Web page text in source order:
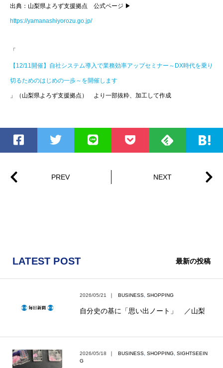
出典：山梨県よろず支援拠点 公式ページ ▶
https://yamanashiyorozu.go.jp/
「
【12/11開催】自社システム導入で業務効率アップセミナー～DX時代を乗り
切るためのはじめの一歩～を開催します
」（山梨県よろず支援拠点） より一部抜粋、加工して作成
LATEST POST 最新の投稿
2026/05/21 ｜ BUSINESS SHOPPING
自分史の基に「思い出ノート」 ／山梨
2026/05/18 ｜ BUSINESS SHOPPING
SIGHTSEEIN
G